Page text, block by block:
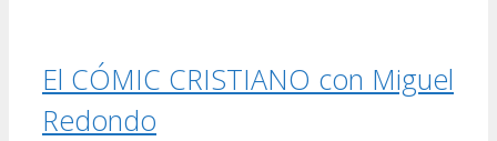
El CÓMIC CRISTIANO con Miguel
Redondo